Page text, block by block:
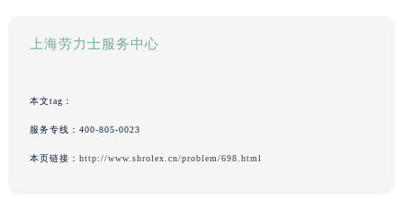
上海劳力士服务中心
本文tag：
服务专线： 400-805-0023
本页链接： http://www.shrolex.cn/problem/698.html